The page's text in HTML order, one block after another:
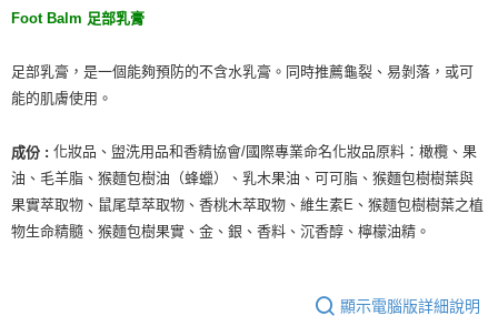
Google Pay
ATM付款
全家取貨付款
每筆NT$80，滿NT$999(含以上)免運費
全家純取貨 (先付款
Foot Balm 足部乳膏
足部乳膏，是一個能夠預防的不含水乳膏。同時推薦龜裂、易剝落，或可
能的肌膚使用。
成份 : 化妝品、盥洗用品和香精協會/國際專業命名化妝品原料：橄欖、果
油、毛羊脂、猴麵包樹油（蜂蠟）、乳木果油、可可脂、猴麵包樹樹葉與
果實萃取物、鼠尾草萃取物、香桃木萃取物、維生素E、猴麵包樹樹葉之植
物生命精髓、猴麵包樹果實、金、銀、香料、沉香醇、檸檬油精。
顯示電腦版詳細說明